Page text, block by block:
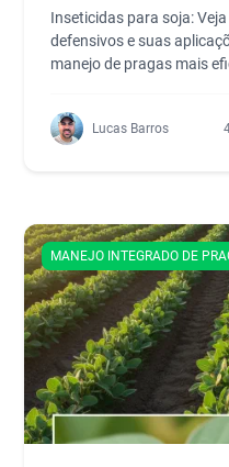
Inseticidas para soja:
defensivos e suas
manejo de pragas mais
Lucas Barros
MANEJO INTEGRADO DE